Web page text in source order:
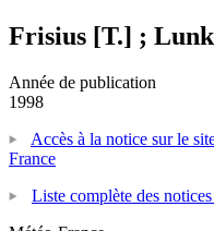
Frisius [T.] ;
Année de publication
1998
Accès à la notice sur le
France
Liste complète des